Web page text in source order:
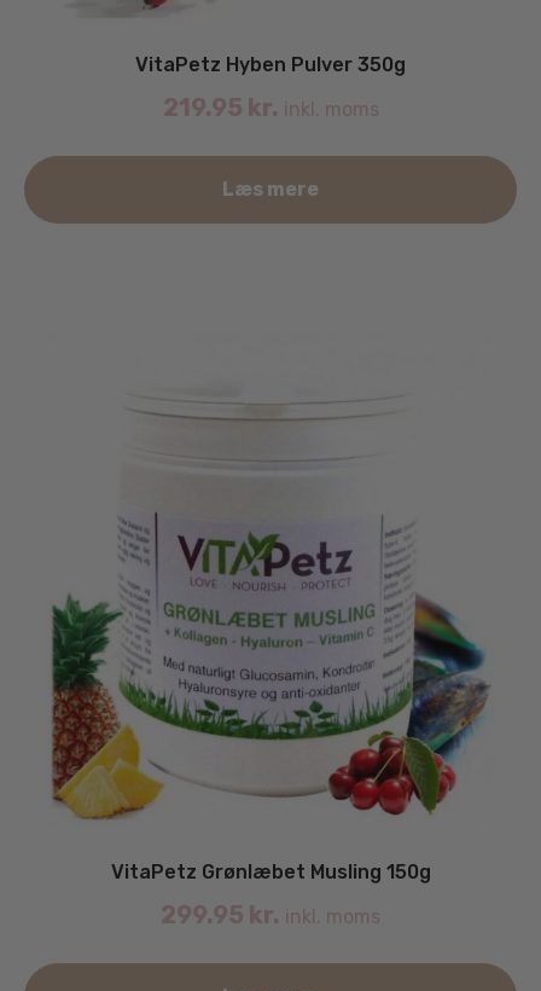
VitaPetz Hyben Pulver 350g
219.95 kr. inkl. moms
Læs mere
VitaPetz Grønlæbet Musling 150g
299.95 kr. inkl. moms